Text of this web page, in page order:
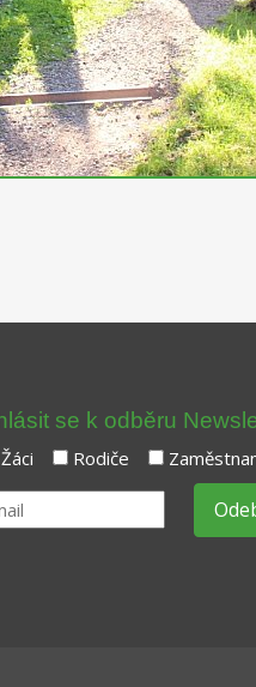
se k odběru
Žáci Rodiče